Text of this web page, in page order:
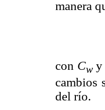
manera
con Cwy
cambios
del río.